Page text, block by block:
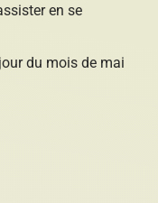
plans
en se
du mois de mai